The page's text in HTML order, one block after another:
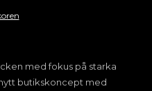
med fokus på starka
butikskoncept med